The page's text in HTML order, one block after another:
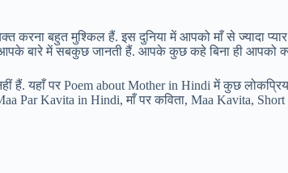
करना बहुत मुश्किल हैं. इस दुनिया में आपको माँ से ज्यादा
आपके बारे में सबकुछ जानती हैं. आपके कुछ कहे बिना ही आपको
हैं. यहाँ पर Poem about Mother in Hindi में कुछ
Par Kavita in Hindi, माँ पर कविता, Maa Kavita,